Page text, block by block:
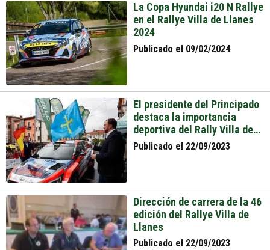
La Copa Hyundai i20 N Rallye
en el Rallye Villa de Llanes
2024
Publicado el 09/02/2024
El presidente del Principado
destaca la importancia
deportiva del Rally Villa de
Llanes
Publicado el 22/09/2023
Dirección de carrera de la 46
edición del Rallye Villa de
Llanes
Publicado el 22/09/2023